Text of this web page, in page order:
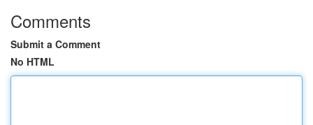
Comments
Submit a Comment
No HTML